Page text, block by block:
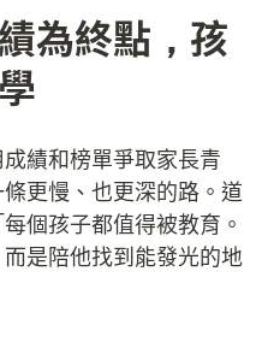
為終點，孩
績和榜單爭取家長青
更慢、也更深的路。道
個孩子都值得被教育。
是陪他找到能發光的地